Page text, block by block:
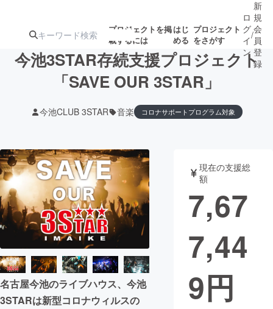
プロジェクトを掲
載するには
はじ
める
プロジェクト
をさがす
ジェクト
ターン
注目の新着プロ
ジェクト
募集終了が近いプ
ロジェクト
もうすぐ公開
されます
アート・写真 音楽
テクノロジー・ガジェット ゲーム・サ
映像・映画
ビジネス・起業
まちづくり・地域活性化
ロ
グ
イ
ン
/
新
規
会
員
登
録
今池3STAR存続支援プロジェクト
「SAVE OUR 3STAR」
今池CLUB 3STAR 音楽 コロナサポートプログラム対象
名古屋今池のライブハウス、今池
3STARは新型コロナウィルスの
現在の支援総
額
7,67
7,44
9円